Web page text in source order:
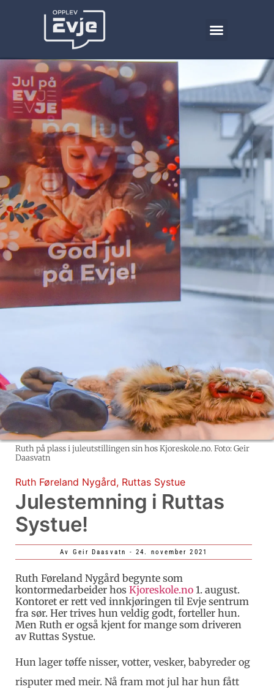
Ruth på plass i juleutstillingen sin hos Kjoreskole.no. Foto: Geir
Daasvatn
Ruth Føreland Nygård, Ruttas Systue
Julestemning i Ruttas
Systue!
Av Geir Daasvatn -24. november 2021
Ruth Føreland Nygård begynte som
kontormedarbeider hos Kjoreskole.no 1. august.
Kontoret er rett ved innkjøringen til Evje sentrum
fra sør. Her trives hun veldig godt, forteller hun.
Men Ruth er også kjent for mange som driveren
av Ruttas Systue.
Hun lager tøffe nisser, votter, vesker, babyreder og
risputer med meir. Nå fram mot jul har hun fått